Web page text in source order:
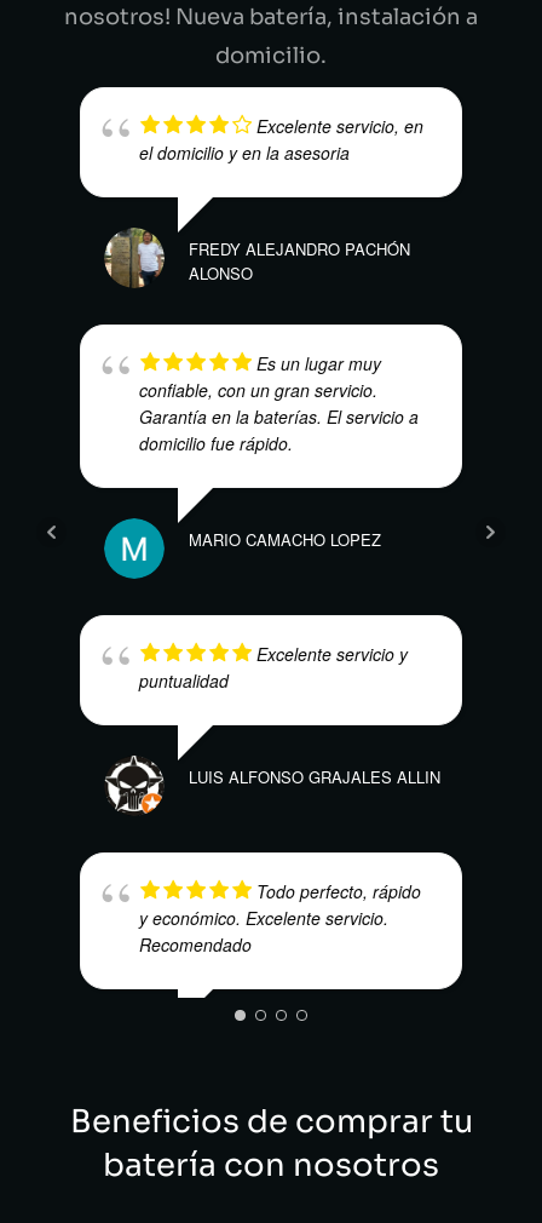
nosotros! Nueva batería, instalación a
domicilio.
Excelente servicio, en
el domicilio y en la asesoria
FREDY ALEJANDRO PACHÓN
ALONSO
Es un lugar muy
confiable, con un gran servicio.
Garantía en la baterías. El servicio a
domicilio fue rápido.
MARIO CAMACHO LOPEZ
Excelente servicio y
puntualidad
LUIS ALFONSO GRAJALES ALLIN
Todo perfecto, rápido
y económico. Excelente servicio.
Recomendado
Beneficios de comprar tu
batería con nosotros